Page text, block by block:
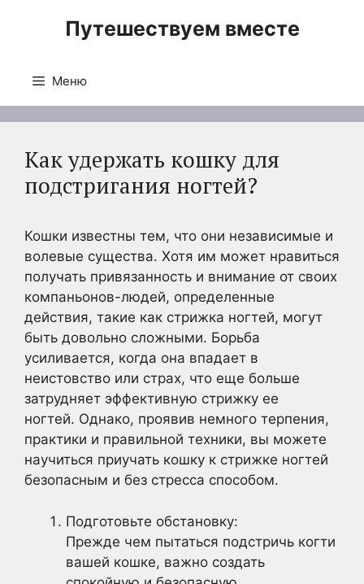
Путешествуем вместе
Меню
Как удержать кошку для
подстригания ногтей?
Кошки известны тем, что они независимые и
волевые существа. Хотя им может нравиться
получать привязанность и внимание от своих
компаньонов-людей, определенные
действия, такие как стрижка ногтей, могут
быть довольно сложными. Борьба
усиливается, когда она впадает в
неистовство или страх, что еще больше
затрудняет эффективную стрижку ее
ногтей. Однако, проявив немного терпения,
практики и правильной техники, вы можете
научиться приучать кошку к стрижке ногтей
безопасным и без стресса способом.
Подготовьте обстановку:
Прежде чем пытаться подстричь когти
вашей кошке, важно создать